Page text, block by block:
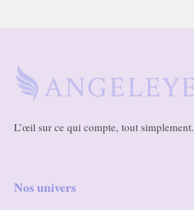
L’œil sur ce qui compte, tout simplement.
Nos univers